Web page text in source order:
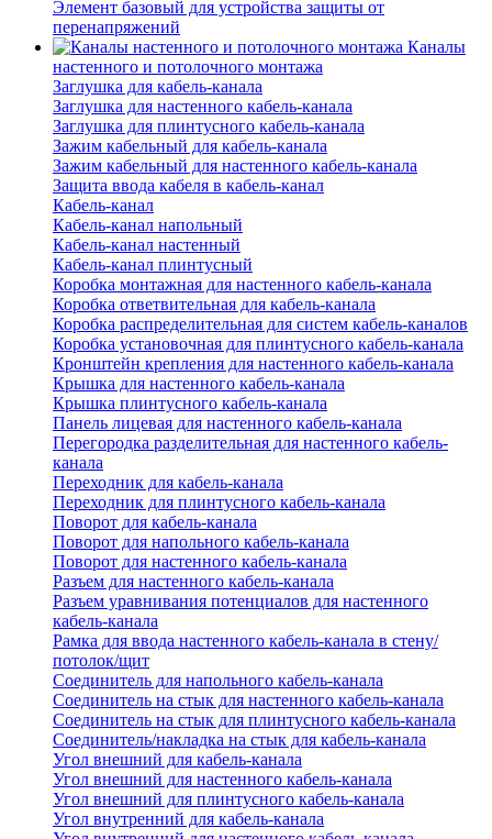
Элемент базовый для устройства защиты от
перенапряжений
Каналы
настенного и потолочного монтажа
Заглушка для кабель-канала
Заглушка для настенного кабель-канала
Заглушка для плинтусного кабель-канала
Зажим кабельный для кабель-канала
Зажим кабельный для настенного кабель-канала
Защита ввода кабеля в кабель-канал
Кабель-канал
Кабель-канал напольный
Кабель-канал настенный
Кабель-канал плинтусный
Коробка монтажная для настенного кабель-канала
Коробка ответвительная для кабель-канала
Коробка распределительная для систем кабель-каналов
Коробка установочная для плинтусного кабель-канала
Кронштейн крепления для настенного кабель-канала
Крышка для настенного кабель-канала
Крышка плинтусного кабель-канала
Панель лицевая для настенного кабель-канала
Перегородка разделительная для настенного кабель-
канала
Переходник для кабель-канала
Переходник для плинтусного кабель-канала
Поворот для кабель-канала
Поворот для напольного кабель-канала
Поворот для настенного кабель-канала
Разъем для настенного кабель-канала
Разъем уравнивания потенциалов для настенного
кабель-канала
Рамка для ввода настенного кабель-канала в стену/
потолок/щит
Соединитель для напольного кабель-канала
Соединитель на стык для настенного кабель-канала
Соединитель на стык для плинтусного кабель-канала
Соединитель/накладка на стык для кабель-канала
Угол внешний для кабель-канала
Угол внешний для настенного кабель-канала
Угол внешний для плинтусного кабель-канала
Угол внутренний для кабель-канала